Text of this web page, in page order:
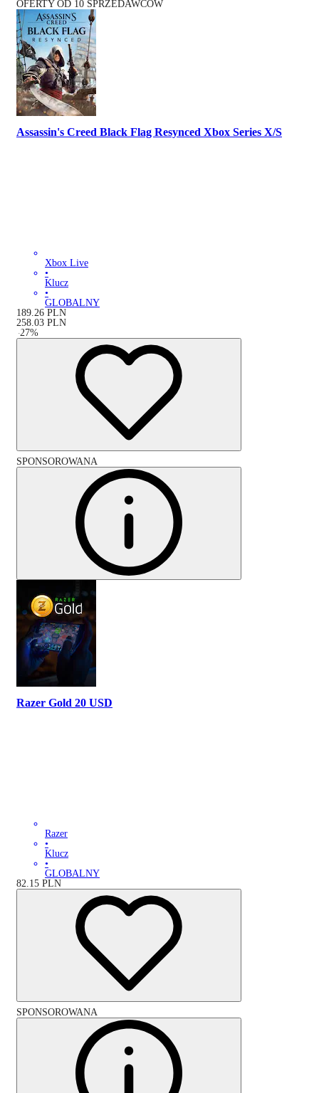
OFERTY OD 10 SPRZEDAWCÓW
Assassin's Creed Black Flag Resynced Xbox Series X/S
Xbox Live
•
Klucz
•
GLOBALNY
189.26 PLN
258.03 PLN
-27%
SPONSOROWANA
Razer Gold 20 USD
Razer
•
Klucz
•
GLOBALNY
82.15 PLN
SPONSOROWANA